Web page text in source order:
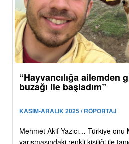
“Hayvancılığa ailemden
buzağı ile başladım”
KASIM-ARALIK 2025 / RÖPORTAJ
Mehmet Akif Yazıcı… Türkiye onu
yarışmasındaki renkli kişiliği ile